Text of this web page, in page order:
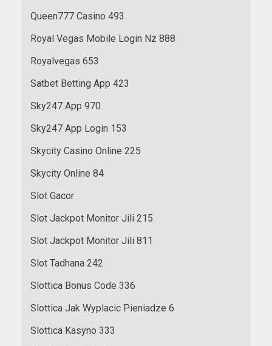
Queen777 Casino 493
Royal Vegas Mobile Login Nz 888
Royalvegas 653
Satbet Betting App 423
Sky247 App 970
Sky247 App Login 153
Skycity Casino Online 225
Skycity Online 84
Slot Gacor
Slot Jackpot Monitor Jili 215
Slot Jackpot Monitor Jili 811
Slot Tadhana 242
Slottica Bonus Code 336
Slottica Jak Wyplacic Pieniadze 6
Slottica Kasyno 333